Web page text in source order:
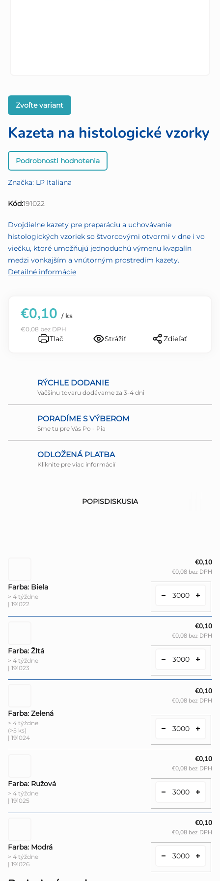
Kazeta na histologické vzorky
Priemerné
hodnotenie
je
0,0
5
hviezdičiek.
Podrobnosti hodnotenia
Značka: LP Italiana
Kód:191022
Zvoľte variant
Dvojdielne kazety pre preparáciu a uchovávanie
histologických vzoriek so štvorcovými otvormi v dne i vo
viečku, ktoré umožňujú jednoduchú výmenu kvapalín
medzi vonkajším a vnútorným prostredím kazety.
Detailné informácie
€0,10 / ks
€0,08 bez DPH
Tlač Strážiť Zdieľať
RÝCHLE DODANIE
Väčšinu tovaru dodávame za 3-4 dni
PORADÍME S VÝBEROM
Sme tu pre Vás Po - Pia
ODLOŽENÁ PLATBA
Kliknite pre viac informácií
POPISDISKUSIA
Farba: Biela
> 4 týždne
| 191022
€0,10
€0,08 bez DPH
Farba: Žltá
> 4 týždne
| 191023
€0,10
€0,08 bez DPH
Farba: Zelená
> 4 týždne
(>5 ks)
| 191024
€0,10
€0,08 bez DPH
Farba: Ružová
> 4 týždne
| 191025
€0,10
€0,08 bez DPH
Farba: Modrá
> 4 týždne
| 191026
€0,10
€0,08 bez DPH